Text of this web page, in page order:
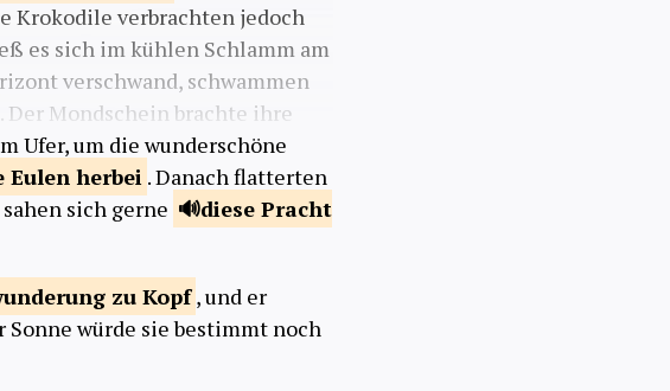
Krokodile verbrachten jedoch
es sich im kühlen Schlamm am
verschwand, schwammen
. Der Mondschein brachte ihre
Ufer, um die wunderschöne
Eulen herbei . Danach flatterten
sich gerne
diese Pracht
zu Kopf , und er
Sonne würde sie bestimmt noch